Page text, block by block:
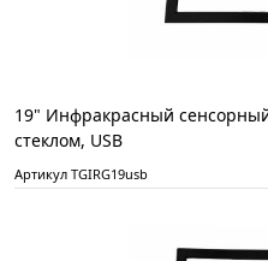
19" Инфракрасный
стеклом, USB
Артикул TGIRG19usb